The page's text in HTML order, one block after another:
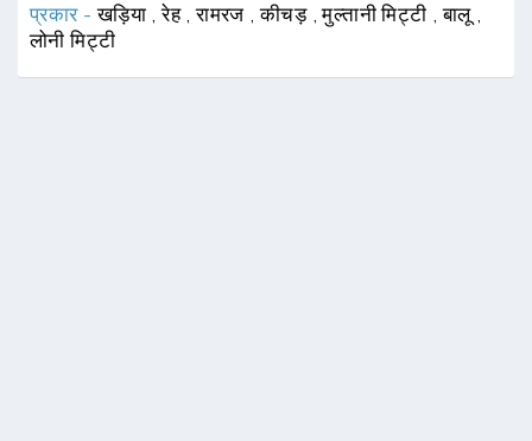
प्रकार -खड़िया ,रेह ,रामरज ,कीचड़ ,मुल्तानी मिट्टी ,बालू
लोनी मिट्टी